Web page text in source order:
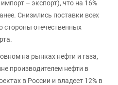
– экспорт), что на 16%
Снизились поставки всех
стороны отечественных
на рынках нефти и газа,
производителем нефти в
в России и владеет 12% в